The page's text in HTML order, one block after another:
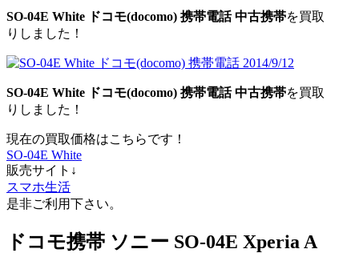
SO-04E White ドコモ(docomo) 携帯電話 中古携帯を買取
りしました！
SO-04E White ドコモ(docomo) 携帯電話 中古携帯を買取
りしました！
現在の買取価格はこちらです！
SO-04E White
販売サイト↓
スマホ生活
是非ご利用下さい。
ドコモ携帯 ソニー SO-04E Xperia A